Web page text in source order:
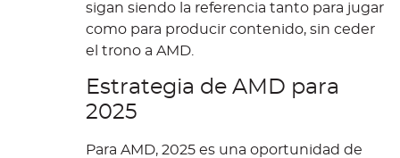
sigan siendo la referencia tanto para jugar
como para producir contenido, sin ceder
el trono a AMD.
Estrategia de AMD para
2025
Para AMD, 2025 es una oportunidad de